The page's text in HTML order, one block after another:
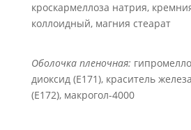
кроскармеллоза натрия,
коллоидный, магния стеарат
Оболочка пленочная:
диоксид (Е171), краситель
(Е172), макрогол-4000